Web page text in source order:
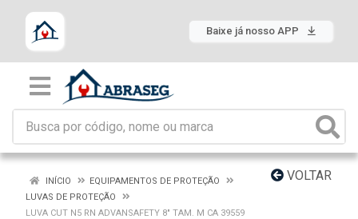
Baixe já nosso APP
VOLTAR
INÍCIO
EQUIPAMENTOS DE PROTEÇÃO
LUVAS DE PROTEÇÃO
LUVA CUT N5 RN ADVANSAFETY 8" TAM. M CA 39559